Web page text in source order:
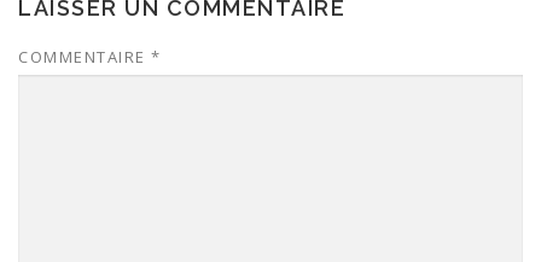
LAISSER UN COMMENTAIRE
COMMENTAIRE *